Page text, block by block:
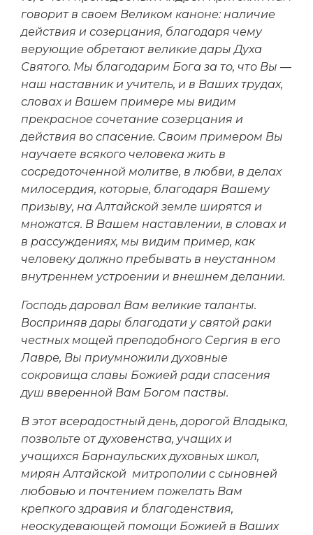
говорит в своем Великом каноне: наличие
действия и созерцания, благодаря чему
верующие обретают великие дары Духа
Святого. Мы благодарим Бога за то, что Вы —
наш наставник и учитель, и в Ваших трудах,
словах и Вашем примере мы видим
прекрасное сочетание созерцания и
действия во спасение. Своим примером Вы
научаете всякого человека жить в
сосредоточенной молитве, в любви, в делах
милосердия, которые, благодаря Вашему
призыву, на Алтайской земле ширятся и
множатся. В Вашем наставлении, в словах и
в рассуждениях, мы видим пример, как
человеку должно пребывать в неустанном
внутреннем устроении и внешнем делании.
Господь даровал Вам великие таланты.
Восприняв дары благодати у святой раки
честных мощей преподобного Сергия в его
Лавре, Вы приумножили духовные
сокровища славы Божией ради спасения
душ вверенной Вам Богом паствы.
В этот всерадостный день, дорогой Владыка,
позвольте от духовенства, учащих и
учащихся Барнаульских духовных школ,
мирян Алтайской митрополии с сыновней
любовью и почтением пожелать Вам
крепкого здравия и благоденствия,
неоскудевающей помощи Божией в Ваших